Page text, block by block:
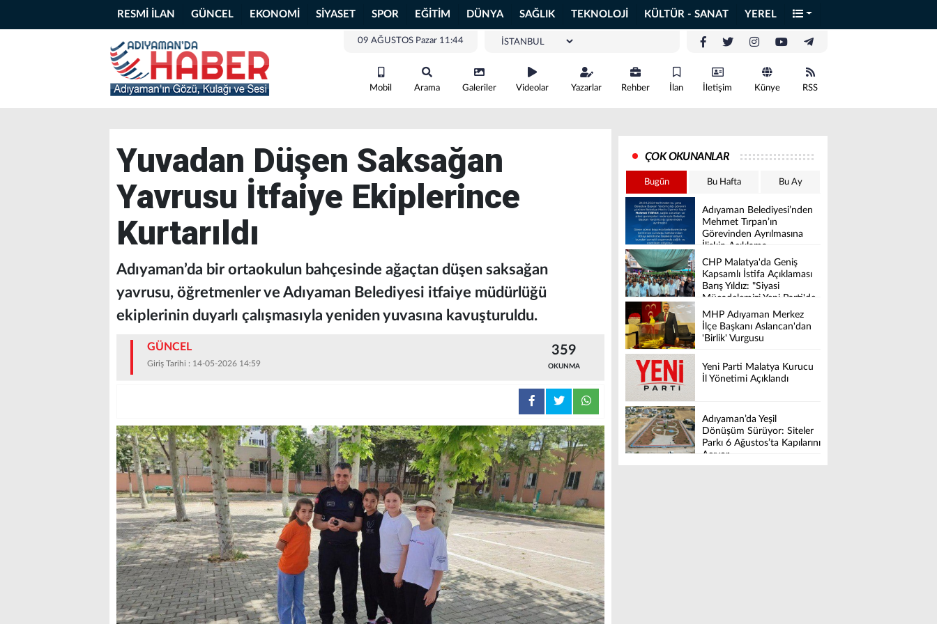
RESMİ İLAN GÜNCEL EKONOMİ SİYASET SPOR EĞİTİM DÜNYA SAĞLIK TEKNOLOJİ KÜLTÜR - SANAT YEREL
09 AĞUSTOS Pazar 11:44
Mobil Arama Galeriler Videolar Yazarlar Rehber İlan İletişim Künye RSS
Yuvadan Düşen Saksağan
Yavrusu İtfaiye Ekiplerince
Kurtarıldı
Adıyaman’da bir ortaokulun bahçesinde ağaçtan düşen saksağan
yavrusu, öğretmenler ve Adıyaman Belediyesi itfaiye müdürlüğü
ekiplerinin duyarlı çalışmasıyla yeniden yuvasına kavuşturuldu.
GÜNCEL
Giriş Tarihi : 14-05-2026 14:59
359
OKUNMA
ÇOK OKUNANLAR
Bugün Bu Hafta Bu Ay
Adıyaman Belediyesi’nden
Mehmet Tırpan’ın
Görevinden Ayrılmasına
İlişkin Açıklama
CHP Malatya'da Geniş
Kapsamlı İstifa Açıklaması
Barış Yıldız: "Siyasi
Mücadelemizi Yeni Parti'de
Sürdüreceğiz"
MHP Adıyaman Merkez
İlçe Başkanı Aslancan'dan
'Birlik' Vurgusu
Yeni Parti Malatya Kurucu
İl Yönetimi Açıklandı
Adıyaman’da Yeşil
Dönüşüm Sürüyor: Siteler
Parkı 6 Ağustos’ta Kapılarını
Açıyor